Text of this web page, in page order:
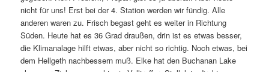
nicht für uns! Erst bei der 4. Station werden wir fündig. Alle
anderen waren zu. Frisch begast geht es weiter in Richtung
Süden. Heute hat es 36 Grad draußen, drin ist es etwas besser,
die Klimanalage hilft etwas, aber nicht so richtig. Noch etwas, bei
dem Hellgeth nachbessern muß. Elke hat den Buchanan Lake